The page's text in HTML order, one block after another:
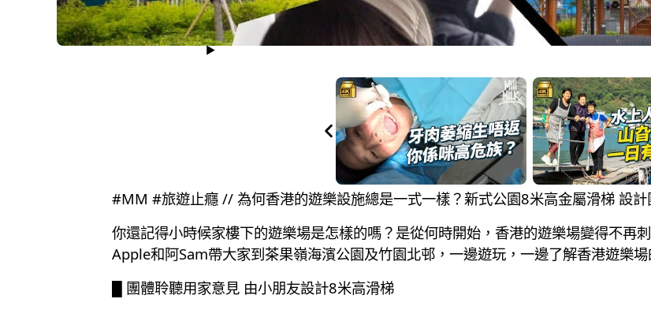
#MM #旅遊止癮 // 為何香港的遊樂設施總是一式一樣？新式公園8米高金屬滑梯 設
你還記得小時候家樓下的遊樂場是怎樣的嗎？是從何時開始，香港的遊樂場變得不再
Apple和阿Sam帶大家到茶果嶺海濱公園及竹園北邨，一邊遊玩，一邊了解香港遊樂場
█ 團體聆聽用家意見 由小朋友設計8米高滑梯